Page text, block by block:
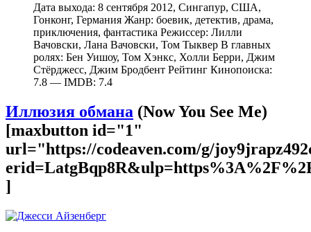
Дата выхода: 8 сентября 2012, Сингапур, США,
Гонконг, Германия Жанр: боевик, детектив, драма,
приключения, фантастика Режиссер: Лилли
Вачовски, Лана Вачовски, Том Тыквер В главных
ролях: Бен Уишоу, Том Хэнкс, Холли Берри, Джим
Стёрджесс, Джим Бродбент Рейтинг Кинопоиска:
7.8 — IMDB: 7.4
Иллюзия обмана (Now You See Me)
[maxbutton id="1"
url="https://codeaven.com/g/
]